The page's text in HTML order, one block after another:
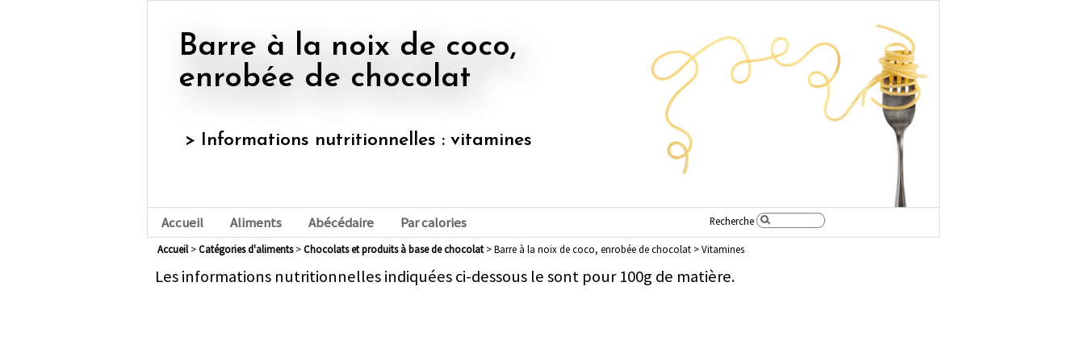
Barre à la noix de coco,
enrobée de chocolat
> Informations nutritionnelles : vitamines
Accueil Aliments Abécédaire Par calories Recherche
Accueil> Catégories d'aliments> chocolats et produits à base de chocolat> Barre à la noix de coco, enrobée de chocolat > Vitamines
Les informations nutritionnelles indiquées ci-dessous le sont pour 100g de matière.